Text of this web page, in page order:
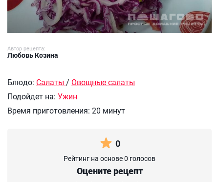
Автор рецепта:
Любовь Козина
Блюдо: Салаты / Овощные салаты
Подойдет на: Ужин
Время приготовления: 20 минут
0
Рейтинг на основе 0 голосов
Оцените рецепт